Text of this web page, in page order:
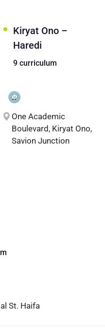
Kiryat Ono –
Haredi
9 curriculum
One Academic
Boulevard, Kiryat Ono,
Savion Junction
St. Haifa